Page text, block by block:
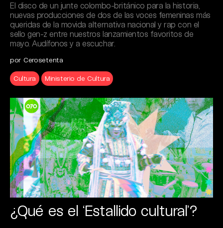
El disco de un junte colombo-británico para la historia,
nuevas producciones de dos de las voces femeninas más
queridas de la movida alternativa nacional y rap con el
sello gen-z entre nuestros lanzamientos favoritos de
mayo. Audífonos y a escuchar.
por Cerosetenta
Cultura Ministerio de Cultura
¿Qué es el ‘Estallido cultural’?